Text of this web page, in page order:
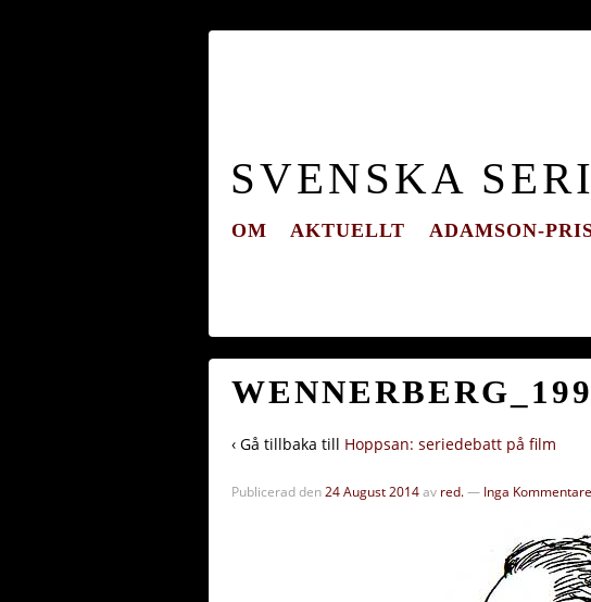
SVENSKA
OM AKTUELLT ADAMSON-
‹ Gå tillbaka till Hoppsan: seriedebatt på film
Publicerad den24 August 2014av red.— Inga